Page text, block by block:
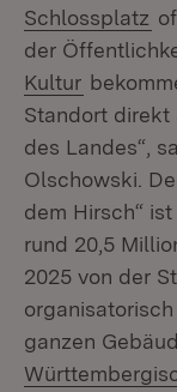
Schlossplatz
der
Kultur (Öffnet
Standort direkt
des Landes“,
Olschowski.
dem Hirsch“
rund 20,5
2025 von der
ganzen